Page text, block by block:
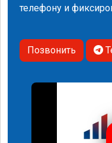
телефону и
Позвонить